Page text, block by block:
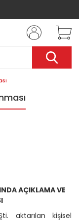
AÇIKLAMA VE
aktarılan kişisel